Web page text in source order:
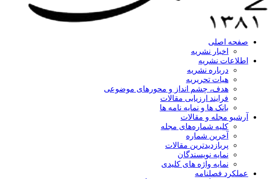
صفحه اصلی
اخبار نشریه
اطلاعات نشریه
درباره نشریه
هیات تحریریه
هدف، چشم انداز و محورهای موضوعی
فرایند ارزیابی مقالات
بانک ها و نمایه نامه ها
آرشیو مجله و مقالات
کلیه شماره‌های مجله
آخرین شماره
پربازدیدترین مقالات
نمایه نویسندگان
نمایه واژه های کلیدی
عملکرد فصلنامه